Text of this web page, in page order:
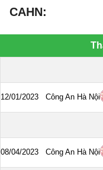
CAHN: